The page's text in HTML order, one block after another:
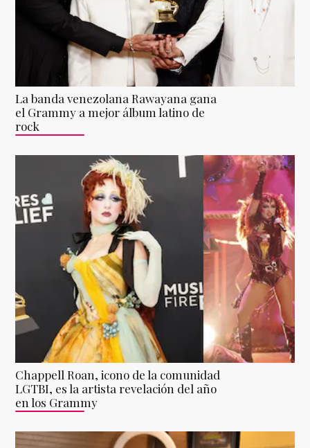
La banda venezolana Rawayana gana
el Grammy a mejor álbum latino de
rock
Chappell Roan, icono de la comunidad
LGTBI, es la artista revelación del año
en los Grammy